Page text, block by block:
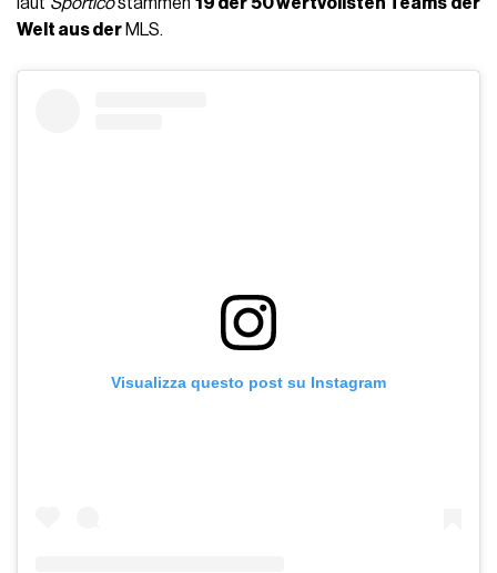
laut Sporticostammen 19 der 50 wertvollsten Teams der
Welt aus der MLS.
Visualizza questo post su Instagram